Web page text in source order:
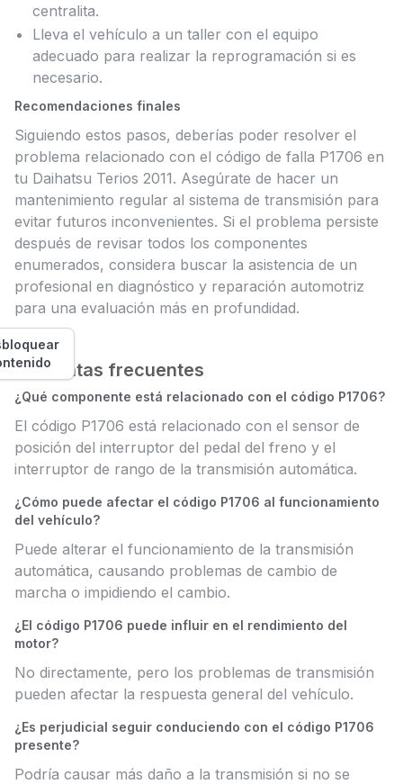
centralita.
Lleva el vehículo a un taller con el equipo
adecuado para realizar la reprogramación si es
necesario.
Recomendaciones finales
Siguiendo estos pasos, deberías poder resolver el
problema relacionado con el código de falla P1706 en
tu Daihatsu Terios 2011. Asegúrate de hacer un
mantenimiento regular al sistema de transmisión para
evitar futuros inconvenientes. Si el problema persiste
después de revisar todos los componentes
enumerados, considera buscar la asistencia de un
profesional en diagnóstico y reparación automotriz
para una evaluación más en profundidad.
Preguntas frecuentes
¿Qué componente está relacionado con el código P1706?
El código P1706 está relacionado con el sensor de
posición del interruptor del pedal del freno y el
interruptor de rango de la transmisión automática.
¿Cómo puede afectar el código P1706 al funcionamiento
del vehículo?
Puede alterar el funcionamiento de la transmisión
automática, causando problemas de cambio de
marcha o impidiendo el cambio.
¿El código P1706 puede influir en el rendimiento del
motor?
No directamente, pero los problemas de transmisión
pueden afectar la respuesta general del vehículo.
¿Es perjudicial seguir conduciendo con el código P1706
presente?
Podría causar más daño a la transmisión si no se